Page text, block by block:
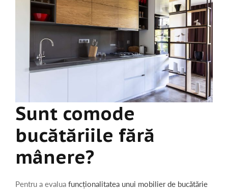
Sunt comode
bucătăriile fără
mânere?
Pentru a evalua funcționalitatea unui mobilier de bucătărie